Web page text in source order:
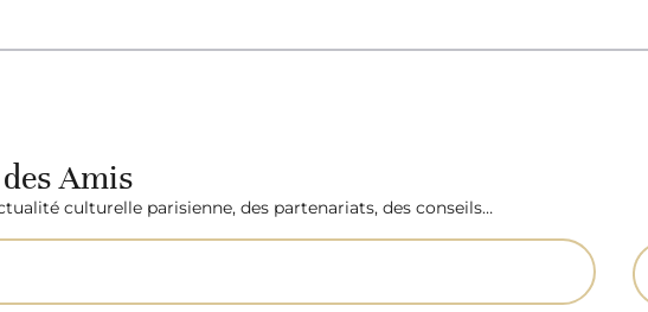
Amis
culturelle parisienne, des partenariats, des conseils…